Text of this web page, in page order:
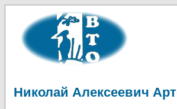
Николай Алексеевич